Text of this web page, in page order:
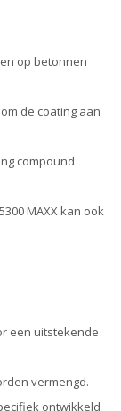
op betonnen
de coating aan
compound
MAXX kan ook
een uitstekende
vermengd.
ontwikkeld